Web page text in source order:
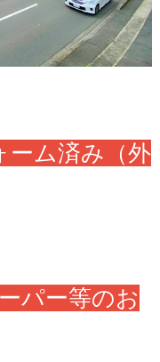
ーム済み（外
パー等のお